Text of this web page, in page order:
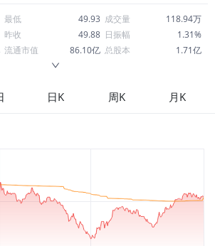
最低 49.93 成交量
118.94万
昨收 49.88 日振幅
1.31%
流通市值 86.10亿 总股本
1.71亿
市盈率
78.83
日K 周K 月K